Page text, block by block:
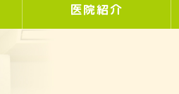
医院紹介